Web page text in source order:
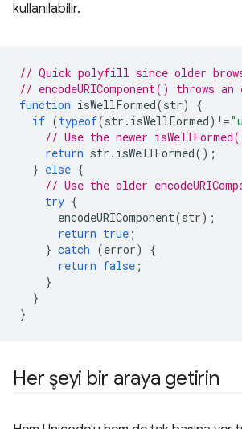
kullanılabilir.
// Quick polyfill since older
// encodeURIComponent() throws
function isWellFormed(str)
{
if (typeof(str . isWellFormed)!=
// Use the newer
return str . isWellFormed();
} else {
// Use the older
try {
encodeURIComponent(str);
return true ;
} catch (error)
{
return false ;
}
}
}
Her şeyi bir araya getirin